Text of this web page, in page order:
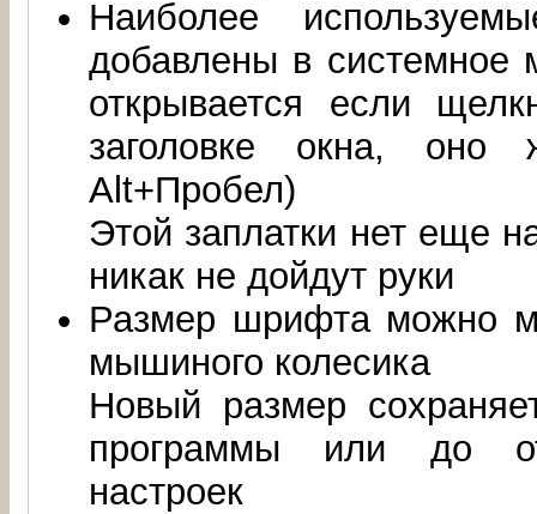
Наиболее
добавлены в системное
открывается если
заголовке окна, оно
Alt+Пробел)
Этой заплатки нет еще
никак не дойдут руки
Размер шрифта можно
мышиного колесика
Новый размер
программы или до
настроек